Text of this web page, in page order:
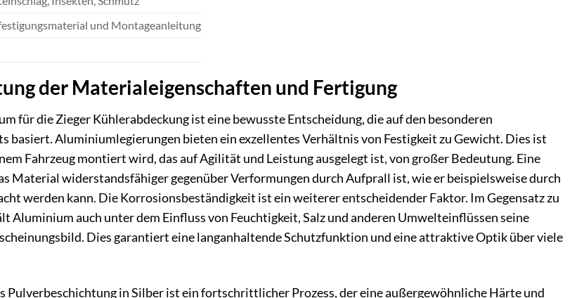
und Montageanleitung
der Materialeigenschaften und Fertigung
für die Zieger Kühlerabdeckung ist eine bewusste Entscheidung, die auf den besonderen
basiert. Aluminiumlegierungen bieten ein exzellentes Verhältnis von Festigkeit zu Gewicht. Dies ist
Fahrzeug montiert wird, das auf Agilität und Leistung ausgelegt ist, von großer Bedeutung. Eine
Material widerstandsfähiger gegenüber Verformungen durch Aufprall ist, wie er beispielsweise durch
werden kann. Die Korrosionsbeständigkeit ist ein weiterer entscheidender Faktor. Im Gegensatz zu
Aluminium auch unter dem Einfluss von Feuchtigkeit, Salz und anderen Umwelteinflüssen seine
Dies garantiert eine langanhaltende Schutzfunktion und eine attraktive Optik über viele
in Silber ist ein fortschrittlicher Prozess, der eine außergewöhnliche Härte und